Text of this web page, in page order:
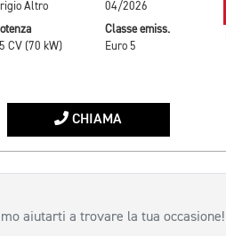
Altro
04/2026
CV (70 kW)
Classe emiss.
Euro 5
CHIAMA
aiutarti a trovare la tua occasione!